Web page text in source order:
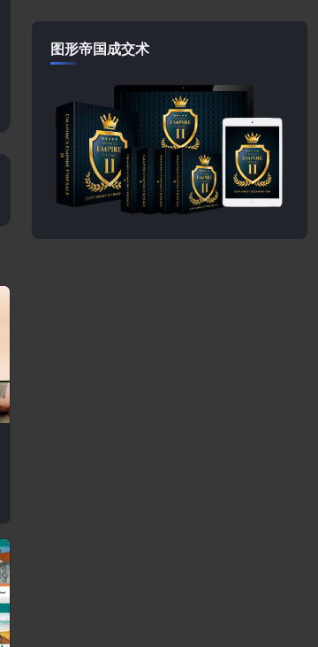
图形帝国成交术